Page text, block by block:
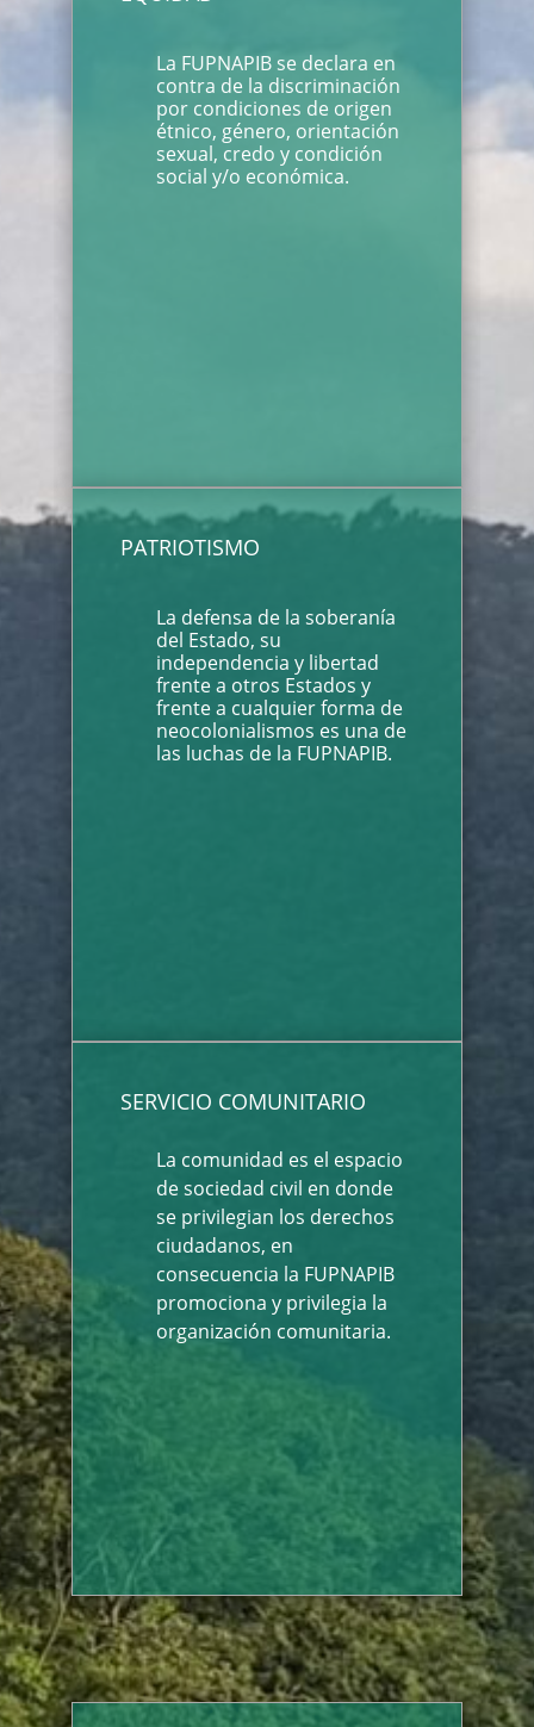
La FUPNAPIB se declara en
contra de la discriminación
por condiciones de origen
étnico, género, orientación
sexual, credo y condición
social y/o económica.
PATRIOTISMO
La defensa de la soberanía
del Estado, su
independencia y libertad
frente a otros Estados y
frente a cualquier forma de
neocolonialismos es una de
las luchas de la FUPNAPIB.
SERVICIO COMUNITARIO
La comunidad es el espacio
de sociedad civil en donde
se privilegian los derechos
ciudadanos, en
consecuencia la FUPNAPIB
promociona y privilegia la
organización comunitaria.